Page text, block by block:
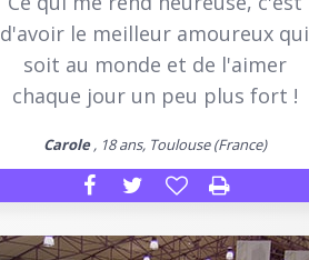
d'avoir le meilleur amoureux qui
soit au monde et de l'aimer
chaque jour un peu plus fort !
Carole, 18 ans, Toulouse (France)